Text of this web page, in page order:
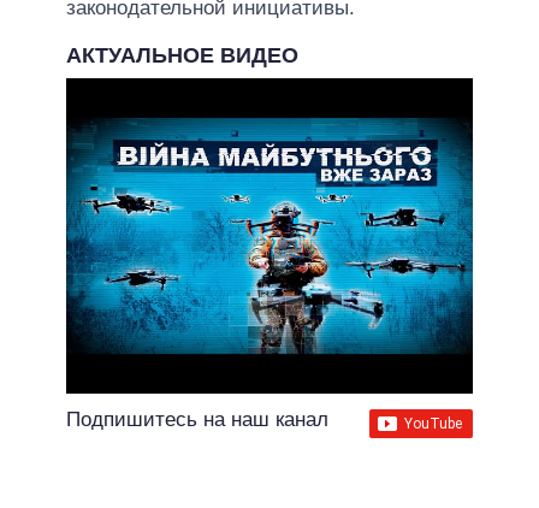
законодательной инициативы.
АКТУАЛЬНОЕ ВИДЕО
Подпишитесь на наш канал